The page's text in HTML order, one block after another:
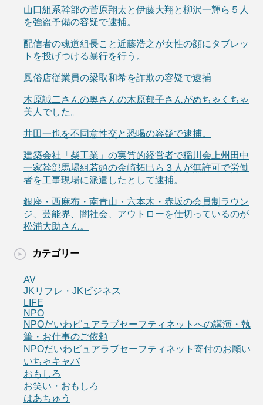
山口組系幹部の菅原翔太と伊藤大翔と柳沢一輝ら５人
を強盗予備の容疑で逮捕。
配信者の魂道組長こと近藤浩之が女性の顔にタブレッ
トを投げつける暴行を行う。
風俗店従業員の梁取和希を詐欺の容疑で逮捕
木原誠二さんの奥さんの木原郁子さんがめちゃくちゃ
美人でした。
井田一也を不同意性交と恐喝の容疑で逮捕。
建築会社「柴工業」の実質的経営者で稲川会上州田中
一家幹部馬場組若頭の金崎拓巳ら３人が無許可で労働
者を工事現場に派遣したとして逮捕。
銀座・西麻布・南青山・六本木・赤坂の会員制ラウン
ジ、芸能界、闇社会、アウトローを仕切っているのが
松浦大助さん。
カテゴリー
AV
JKリフレ・JKビジネス
LIFE
NPO
NPOだいわピュアラブセーフティネットへの講演・執
筆・お仕事のご依頼
NPOだいわピュアラブセーフティネット寄付のお願い
いちゃキャバ
おもしろ
お笑い・おもしろ
はあちゅう